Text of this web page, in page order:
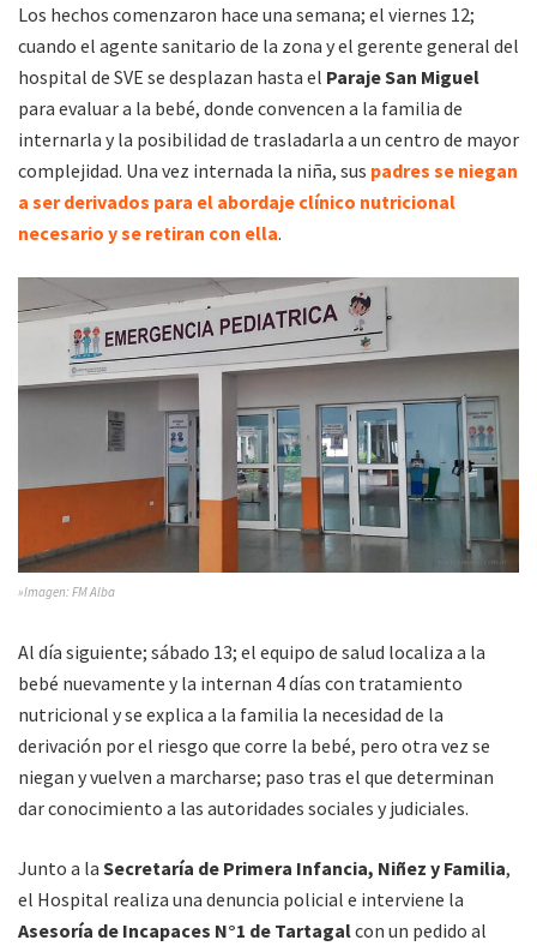
Los hechos comenzaron hace una semana; el viernes 12;
cuando el agente sanitario de la zona y el gerente general del
hospital de SVE se desplazan hasta el Paraje San Miguel
para evaluar a la bebé, donde convencen a la familia de
internarla y la posibilidad de trasladarla a un centro de mayor
complejidad. Una vez internada la niña, sus padres se niegan
a ser derivados para el abordaje clínico nutricional
necesario y se retiran con ella.
»Imagen: FM Alba
Al día siguiente; sábado 13; el equipo de salud localiza a la
bebé nuevamente y la internan 4 días con tratamiento
nutricional y se explica a la familia la necesidad de la
derivación por el riesgo que corre la bebé, pero otra vez se
niegan y vuelven a marcharse; paso tras el que determinan
dar conocimiento a las autoridades sociales y judiciales.
Junto a la Secretaría de Primera Infancia, Niñez y Familia,
el Hospital realiza una denuncia policial e interviene la
Asesoría de Incapaces N°1 de Tartagalcon un pedido al